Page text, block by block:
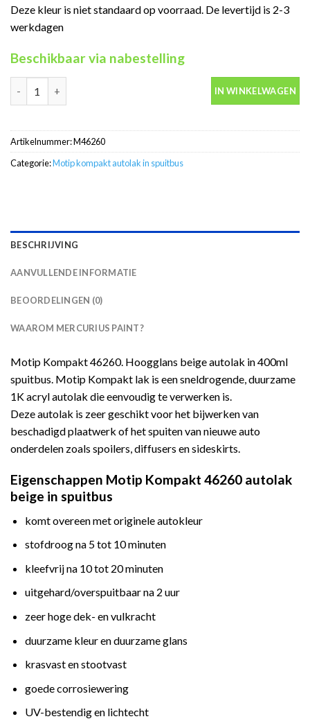
Deze kleur is niet standaard op voorraad. De levertijd is 2-3
werkdagen
Beschikbaar via nabestelling
Motip Kompakt 46260 beige autolak in spuitbus 400ml aantal
IN WINKELWAGEN
Artikelnummer:M46260
Categorie:Motip kompakt autolak in spuitbus
BESCHRIJVING
AANVULLENDE INFORMATIE
BEOORDELINGEN (0)
WAAROM MERCURIUS PAINT?
Motip Kompakt 46260. Hoogglans beige autolak in 400ml
spuitbus. Motip Kompakt lak is een sneldrogende, duurzame
1K acryl autolak die eenvoudig te verwerken is.
Deze autolak is zeer geschikt voor het bijwerken van
beschadigd plaatwerk of het spuiten van nieuwe auto
onderdelen zoals spoilers, diffusers en sideskirts.
Eigenschappen Motip Kompakt 46260 autolak
beige in spuitbus
komt overeen met originele autokleur
stofdroog na 5 tot 10 minuten
kleefvrij na 10 tot 20 minuten
uitgehard/overspuitbaar na 2 uur
zeer hoge dek- en vulkracht
duurzame kleur en duurzame glans
krasvast en stootvast
goede corrosiewering
UV-bestendig en lichtecht